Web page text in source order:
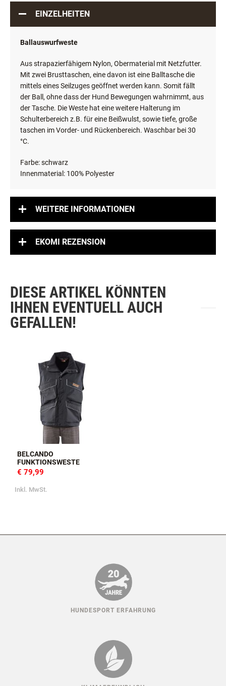
EINZELHEITEN
Ballauswurfweste
Aus strapazierfähigem Nylon, Obermaterial mit Netzfutter.
Mit zwei Brusttaschen, eine davon ist eine Balltasche die
mittels eines Seilzuges geöffnet werden kann. Somit fällt
der Ball, ohne dass der Hund Bewegungen wahrnimmt, aus
der Tasche. Die Weste hat eine weitere Halterung im
Schulterbereich z.B. für eine Beißwulst, sowie tiefe, große
taschen im Vorder- und Rückenbereich. Waschbar bei 30
°C.
Farbe: schwarz
Innenmaterial: 100% Polyester
WEITERE INFORMATIONEN
EKOMI REZENSION
DIESE ARTIKEL KÖNNTEN
IHNEN EVENTUELL AUCH
GEFALLEN!
BELCANDO
FUNKTIONSWESTE
€ 79,99
Inkl. MwSt.
HUNDESPORT ERFAHRUNG